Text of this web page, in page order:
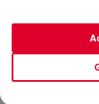
Bob SinclaretDJ